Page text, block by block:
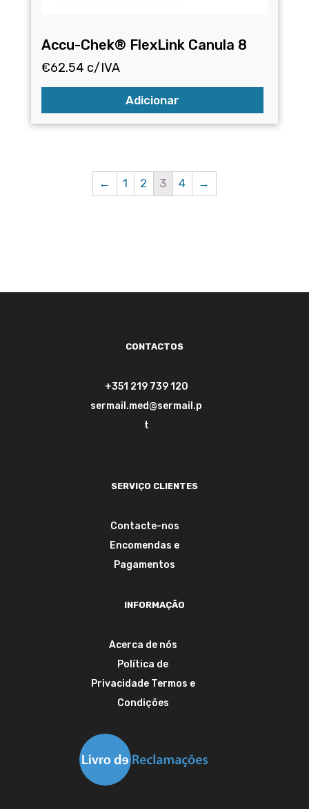
Accu-Chek® FlexLink Canula 8
€62.54 c/IVA
Adicionar
← 1 2 3 4 →
CONTACTOS
+351 219 739 120
sermail.med@sermail.p
t
SERVIÇO CLIENTES
Contacte-nos
Encomendas e
Pagamentos
INFORMAÇÃO
Acerca de nós
Política de
Privacidade Termos e
Condições